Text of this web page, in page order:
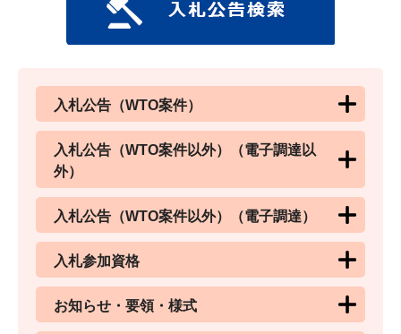
入札公告（WTO案件）
入札公告（WTO案件以外）（電子調達以
外）
入札公告（WTO案件以外）（電子調達）
入札参加資格
お知らせ・要領・様式